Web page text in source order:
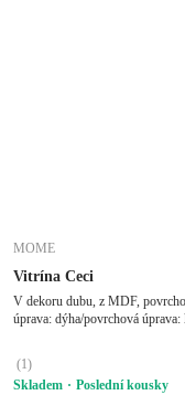
MOME
Vitrína Ceci
V dekoru dubu, z MDF,
úprava: dýha/povrchová úprava:
(1)
Skladem
Poslední kousky